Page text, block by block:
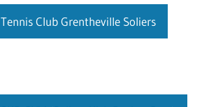
Tennis Club Grentheville Soliers